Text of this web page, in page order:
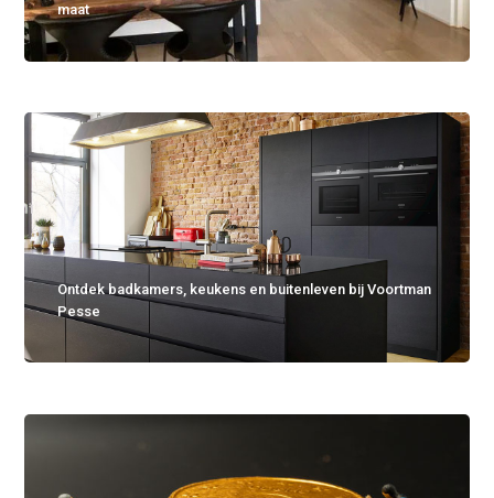
maat
Ontdek badkamers, keukens en buitenleven bij Voortman
Pesse